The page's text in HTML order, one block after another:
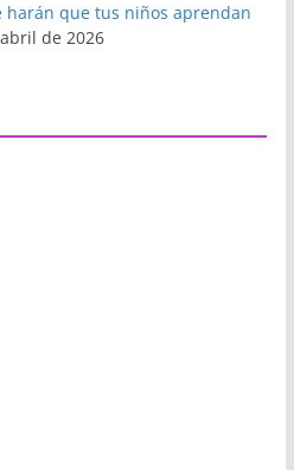
harán que tus niños aprendan
de 2026